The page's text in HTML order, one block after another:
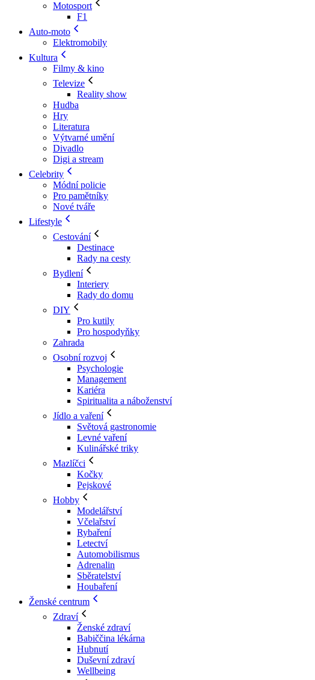
Motosport
F1
Auto-moto
Elektromobily
Kultura
Filmy & kino
Televize
Reality show
Hudba
Hry
Literatura
Výtvarné umění
Divadlo
Digi a stream
Celebrity
Módní policie
Pro pamětníky
Nové tváře
Lifestyle
Cestování
Destinace
Rady na cesty
Bydlení
Interiery
Rady do domu
DIY
Pro kutily
Pro hospodyňky
Zahrada
Osobní rozvoj
Psychologie
Management
Kariéra
Spiritualita a náboženství
Jídlo a vaření
Světová gastronomie
Levné vaření
Kulinářské triky
Mazlíčci
Kočky
Pejskové
Hobby
Modelářství
Včelařství
Rybaření
Letectví
Automobilismus
Adrenalin
Sběratelství
Houbaření
Ženské centrum
Zdraví
Ženské zdraví
Babiččina lékárna
Hubnutí
Duševní zdraví
Wellbeing